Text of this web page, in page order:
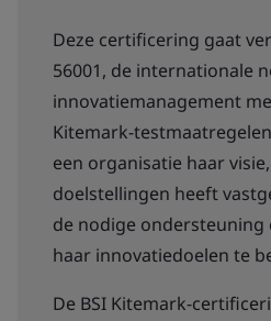
Deze certificering gaat
56001, de internationale
innovatiemanagement
Kitemark-
een organisatie haar
doelstellingen heeft
de nodige ondersteuning
haar innovatiedoelen te
De BSI Kitemark-